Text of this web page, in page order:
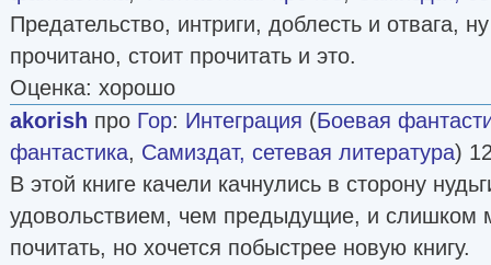
Предательство, интриги, доблесть и отвага,
прочитано, стоит прочитать и это.
Оценка: хорошо
akorish про Гор: Интеграция (Боевая
фантастика, Самиздат, сетевая литература)
В этой книге качели качнулись в сторону
удовольствием, чем предыдущие, и слишком
почитать, но хочется побыстрее новую книгу.